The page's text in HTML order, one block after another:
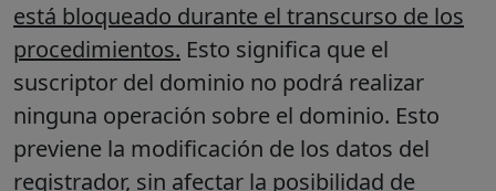
está bloqueado durante el transcurso de los
procedimientos. Esto significa que el
suscriptor del dominio no podrá realizar
ninguna operación sobre el dominio. Esto
previene la modificación de los datos del
registrador, sin afectar la posibilidad de